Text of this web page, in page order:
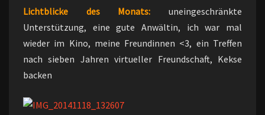
Lichtblicke des Monats: uneingeschränkte
Unterstützung, eine gute Anwältin, ich war mal
wieder im Kino, meine Freundinnen <3, ein Treffen
nach sieben Jahren virtueller Freundschaft, Kekse
backen